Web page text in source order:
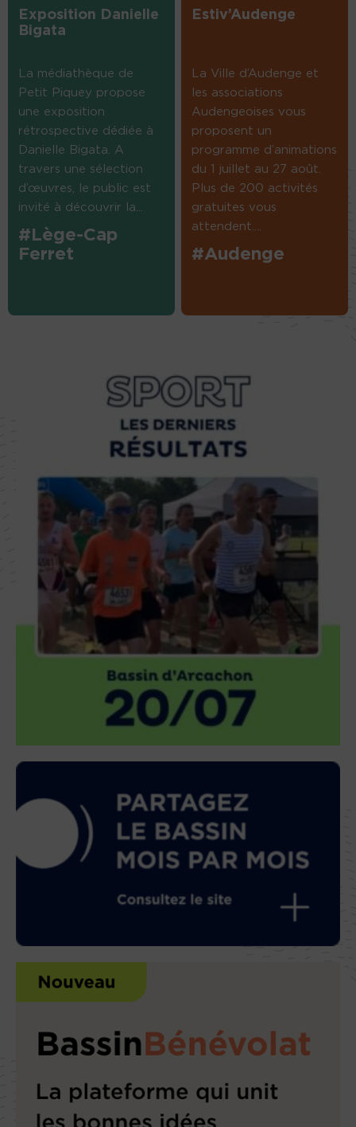
Exposition Danielle
Bigata
La médiathèque de
Petit Piquey propose
une exposition
rétrospective dédiée à
Danielle Bigata. A
travers une sélection
d’œuvres, le public est
invité à découvrir la...
#Lège-Cap
Ferret
Estiv’Audenge
La Ville d’Audenge et
les associations
Audengeoises vous
proposent un
programme d’animations
du 1 juillet au 27 août.
Plus de 200 activités
gratuites vous
attendent....
#Audenge